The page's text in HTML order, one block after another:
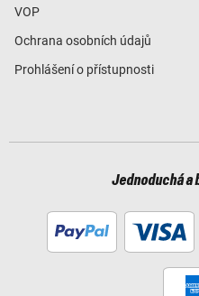
VOP
Ochrana osobních údajů
Prohlášení o přístupnosti
Jednoduchá a